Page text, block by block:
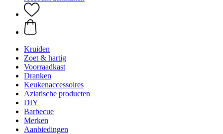
Kruiden
Zoet & hartig
Voorraadkast
Dranken
Keukenaccessoires
Aziatische producten
DIY
Barbecue
Merken
Aanbiedingen